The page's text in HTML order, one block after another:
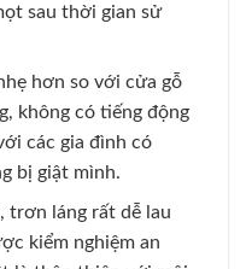
sau thời gian sử
hơn so với cửa gỗ
không có tiếng động
các gia đình có
bị giật mình.
trơn láng rất dễ lau
kiểm nghiệm an